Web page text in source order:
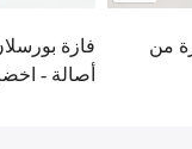
من
فازة
أصالة -